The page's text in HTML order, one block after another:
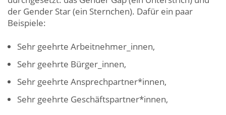
der Gender Star (ein Sternchen). Dafür ein paar
Beispiele:
Sehr geehrte Arbeitnehmer_innen,
Sehr geehrte Bürger_innen,
Sehr geehrte Ansprechpartner*innen,
Sehr geehrte Geschäftspartner*innen,